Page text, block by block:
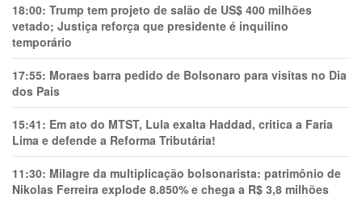
18:00: Trump tem projeto de salão de US$ 400 milhões
vetado; Justiça reforça que presidente é inquilino
temporário
17:55: Moraes barra pedido de Bolsonaro para visitas no Dia
dos Pais
15:41: Em ato do MTST, Lula exalta Haddad, critica a Faria
Lima e defende a Reforma Tributária!
11:30: Milagre da multiplicação bolsonarista: patrimônio de
Nikolas Ferreira explode 8.850% e chega a R$ 3,8 milhões